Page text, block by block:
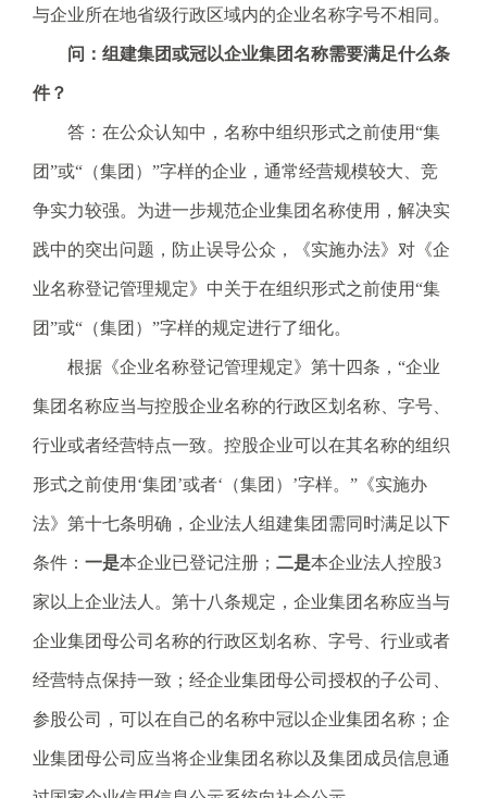
与企业所在地省级行政区域内的企业名称字号不相同。
问：组建集团或冠以企业集团名称需要满足什么条
件？
答：在公众认知中，名称中组织形式之前使用“集
团”或“（集团）”字样的企业，通常经营规模较大、竞
争实力较强。为进一步规范企业集团名称使用，解决实
践中的突出问题，防止误导公众，《实施办法》对《企
业名称登记管理规定》中关于在组织形式之前使用“集
团”或“（集团）”字样的规定进行了细化。
根据《企业名称登记管理规定》第十四条，“企业
集团名称应当与控股企业名称的行政区划名称、字号、
行业或者经营特点一致。控股企业可以在其名称的组织
形式之前使用‘集团’或者‘（集团）’字样。”《实施办
法》第十七条明确，企业法人组建集团需同时满足以下
条件： 一是本企业已登记注册； 二是本企业法人控股3
家以上企业法人。第十八条规定，企业集团名称应当与
企业集团母公司名称的行政区划名称、字号、行业或者
经营特点保持一致；经企业集团母公司授权的子公司、
参股公司，可以在自己的名称中冠以企业集团名称；企
业集团母公司应当将企业集团名称以及集团成员信息通